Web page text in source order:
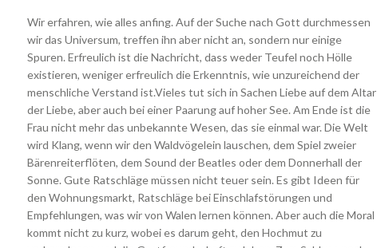
Wir erfahren, wie alles anfing. Auf der Suche nach Gott durchmessen
wir das Universum, treffen ihn aber nicht an, sondern nur einige
Spuren. Erfreulich ist die Nachricht, dass weder Teufel noch Hölle
existieren, weniger erfreulich die Erkenntnis, wie unzureichend der
menschliche Verstand ist.Vieles tut sich in Sachen Liebe auf dem Altar
der Liebe, aber auch bei einer Paarung auf hoher See. Am Ende ist die
Frau nicht mehr das unbekannte Wesen, das sie einmal war. Die Welt
wird Klang, wenn wir den Waldvögelein lauschen, dem Spiel zweier
Bärenreiterflöten, dem Sound der Beatles oder dem Donnerhall der
Sonne. Gute Ratschläge müssen nicht teuer sein. Es gibt Ideen für
den Wohnungsmarkt, Ratschläge bei Einschlafstörungen und
Empfehlungen, was wir von Walen lernen können. Aber auch die Moral
kommt nicht zu kurz, wobei es darum geht, den Hochmut zu